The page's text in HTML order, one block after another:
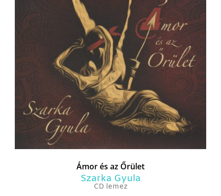
Ámor és az Őrület
Szarka Gyula
CD lemez